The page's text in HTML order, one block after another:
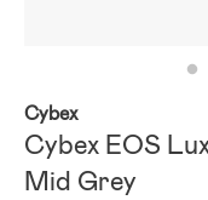
Cybex
Cybex EOS
Mid Grey